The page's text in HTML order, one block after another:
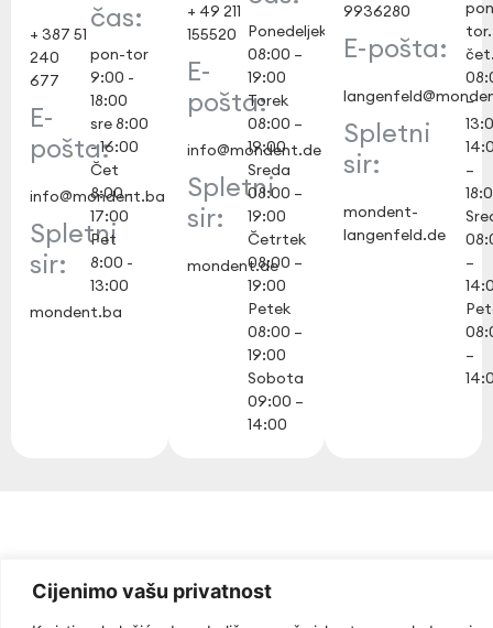
Cijenimo vašu privatnost
+ 387 51
240
677
E-
pošta:
info@mondent.ba
Spletni
sir:
mondent.ba
čas:
pon-tor
9:00 -
18:00
sre 8:00
- 16:00
Čet
8:00 -
17:00
Pet
8:00 -
13:00
+ 49 211
155520
E-
pošta:
info@mondent.de
Spletni
sir:
mondent.de
Ponedeljek
08:00 –
19:00
Torek
08:00 –
19:00
Sreda
08:00 –
19:00
Četrtek
08:00 –
19:00
Petek
08:00 –
19:00
Sobota
09:00 –
14:00
9936280
E-pošta:
Spletni
sir:
mondent-
langenfeld.de
tor.
–
–
–
–